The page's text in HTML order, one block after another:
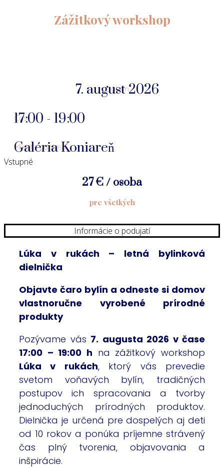
Zážitkový workshop
Dátum
7. august 2026
Čas
17:00 - 19:00
Miesto udalosti
Galéria Koniareň
Vstupné
27 € / osoba
pre všetkých
Informácie o podujatí
Lúka v rukách – letná bylinková
dielnička
Objavte čaro bylín a odneste si domov
vlastnoručne vyrobené prírodné
produkty
Pozývame vás 7. augusta 2026 v čase
17:00 – 19:00 h na zážitkový workshop
Lúka v rukách, ktorý vás prevedie
svetom voňavých bylín, tradičných
postupov ich spracovania a tvorby
jednoduchých prírodných produktov.
Dielnička je určená pre dospelých aj deti
od 10 rokov a ponúka príjemne strávený
čas plný tvorenia, objavovania a
inšpirácie.